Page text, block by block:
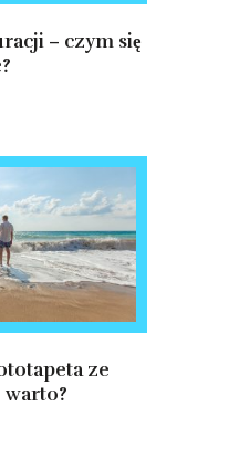
– czym się
ze
warto?